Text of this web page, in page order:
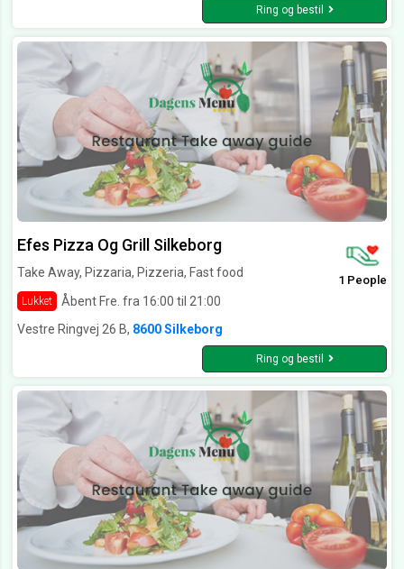
Ring og bestil
Efes Pizza Og Grill Silkeborg
Take Away, Pizzaria, Pizzeria, Fast food
Lukket Åbent Fre. fra 16:00 til 21:00
1 People
Vestre Ringvej 26 B, 8600 Silkeborg
Ring og bestil